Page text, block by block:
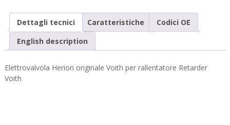
Dettagli tecnici Caratteristiche
Codici OE
English description
Elettrovalvola Herion originale Voith per rallentatore Retarder
Voith